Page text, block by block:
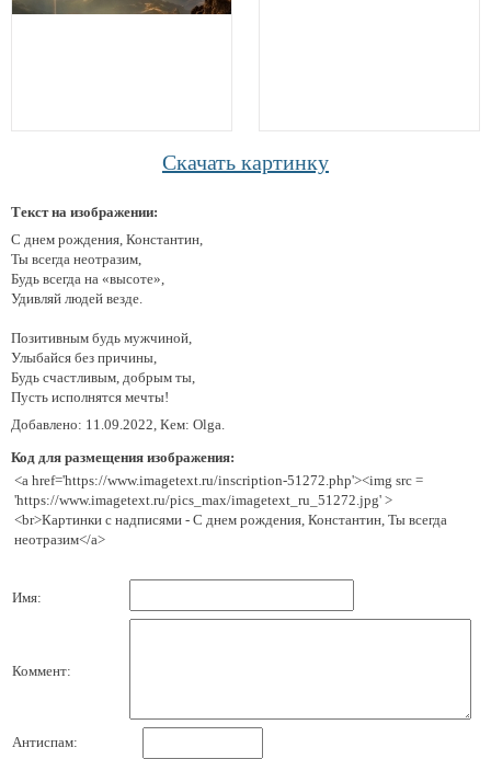
Скачать картинку
Текст на изображении:
С днем рождения, Константин,
Ты всегда неотразим,
Будь всегда на «высоте»,
Удивляй людей везде.
Позитивным будь мужчиной,
Улыбайся без причины,
Будь счастливым, добрым ты,
Пусть исполнятся мечты!
Добавлено: 11.09.2022, Кем: Olga.
Код для размещения изображения:
<a href='https://www.imagetext.ru/inscription-51272.php'><img src =
'https://www.imagetext.ru/pics_max/imagetext_ru_51272.jpg' >
<br>Картинки с надписями - С днем рождения, Константин, Ты всегда
неотразим</a>
Имя:
Коммент:
Антиспам: